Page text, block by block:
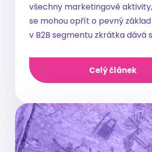
všechny marketingové
se mohou opřít o pevný základ
v B2B segmentu zkrátka dává
Celý článek